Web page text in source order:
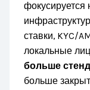
фокусируется
ставки, KYC/
локальные
больше
больше